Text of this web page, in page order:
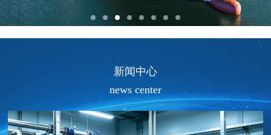
新闻中心
news center